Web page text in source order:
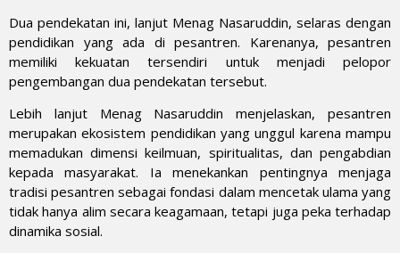
Dua pendekatan ini, lanjut Menag Nasaruddin, selaras dengan
pendidikan yang ada di pesantren. Karenanya, pesantren
memiliki kekuatan tersendiri untuk menjadi pelopor
pengembangan dua pendekatan tersebut.
Lebih lanjut Menag Nasaruddin menjelaskan, pesantren
merupakan ekosistem pendidikan yang unggul karena mampu
memadukan dimensi keilmuan, spiritualitas, dan pengabdian
kepada masyarakat. Ia menekankan pentingnya menjaga
tradisi pesantren sebagai fondasi dalam mencetak ulama yang
tidak hanya alim secara keagamaan, tetapi juga peka terhadap
dinamika sosial.